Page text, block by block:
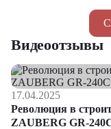
Видеоотзывы
17.04.2025
Революция в
ZAUBERG GR-